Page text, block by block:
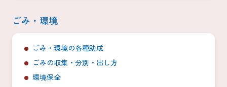
ごみ・環境
ごみ・環境の各種助成
ごみの収集・分別・出し方
環境保全